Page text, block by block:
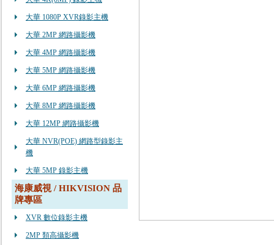
大華 1080P XVR錄影主機
大華 2MP 網路攝影機
大華 4MP 網路攝影機
大華 5MP 網路攝影機
大華 6MP 網路攝影機
大華 8MP 網路攝影機
大華 12MP 網路攝影機
大華 NVR(POE) 網路型錄影主
機
大華 5MP 錄影主機
海康威視 / HIKVISION 品
牌專區
XVR 數位錄影主機
2MP 類高攝影機